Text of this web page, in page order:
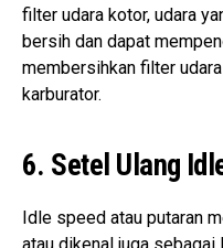
filter udara kotor, udara
bersih dan dapat
membersihkan filter
karburator.
6. Setel Ulang
Idle speed atau putaran